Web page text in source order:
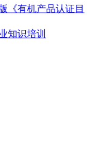
《有机产品认证目
知识培训